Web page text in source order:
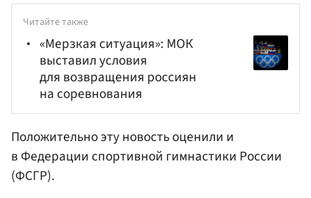
Читайте также
«Мерзкая ситуация»: МОК
выставил условия
для возвращения россиян
на соревнования
Положительно эту новость оценили и
в Федерации спортивной гимнастики России
(ФСГР).